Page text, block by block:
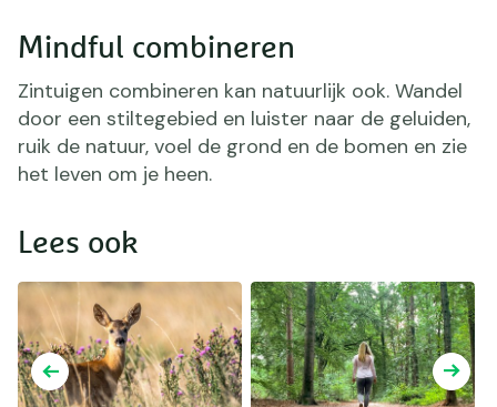
Mindful combineren
Zintuigen combineren kan natuurlijk ook. Wandel
door een stiltegebied en luister naar de geluiden,
ruik de natuur, voel de grond en de bomen en zie
het leven om je heen.
Lees ook